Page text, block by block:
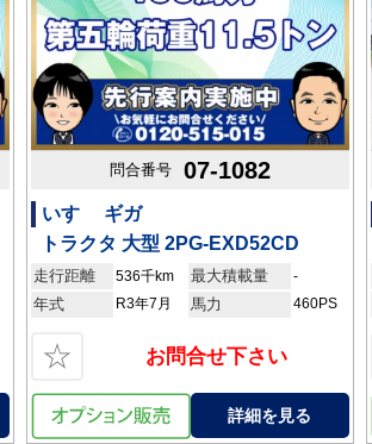
問合番号 07-1082
いすゞ ギガ
トラクタ 大型 2PG-EXD52CD
走行距離 536千km 最大積載量 -
年式 R3年7月 馬力 460PS
☆ お問合せ下さい
詳細を見る